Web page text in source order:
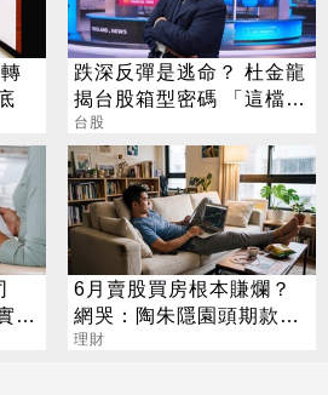
跌深反彈是逃命？ 杜金龍
揭台股箱型密碼 「這檔」
手腳要快
台股
：
6月賣股買房根本賺爛？
網哭：陶朱隱園頭期款已
賠光
理財